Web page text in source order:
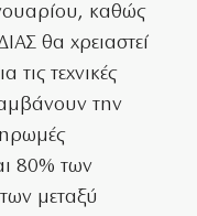
καθώς
θα χρειαστεί
τις τεχνικές
την
80% των
μεταξύ